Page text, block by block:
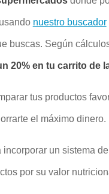
nuestro buscador
buscas. Según
20% en tu carrito de
tus productos
el máximo dinero.
un sistema
por su valor